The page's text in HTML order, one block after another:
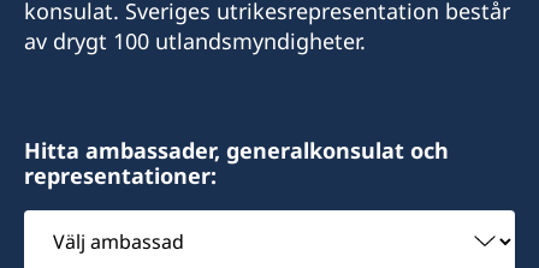
Tel. +52 998 848 8900
kativara@prodigy.net.mx
Alla besök behöver tidsbokas per e-post eller
telefon
Kontor +52 1 (33) 2255 1406
Boka tid per tel. eller e-post
P. +52 81 8336 6771
M. +52 81 1900 0543
Boka tid via tel eller e-post
Tel +52 664 686 5875
Cel +52 1 664 331 8480
Boka tid per e-post eller tel
konsulat. Sveriges utrikesrepresentation består
av drygt 100 utlandsmyndigheter.
Hitta ambassader, generalkonsulat och
representationer:
Välj
ambassad